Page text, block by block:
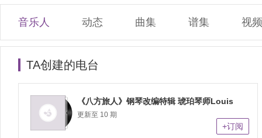
音乐人 动态 曲集 谱集 视频
TA创建的电台
《八方旅人》钢琴改编特辑 琥珀琴师Louis
更新至 10 期
+订阅